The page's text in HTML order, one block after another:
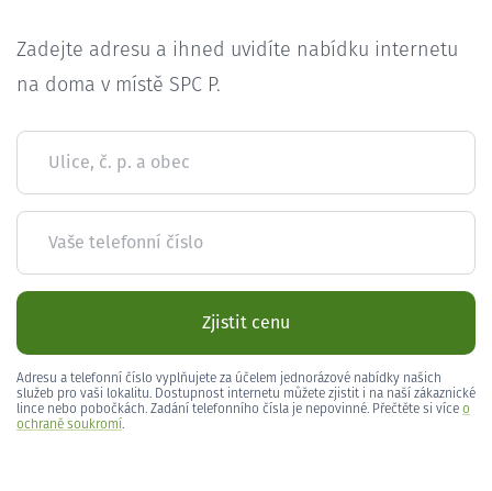
Zadejte adresu a ihned uvidíte nabídku internetu
na doma v místě SPC P.
Ulice, č. p. a obec
Vaše telefonní číslo
Zjistit cenu
Adresu a telefonní číslo vyplňujete za účelem jednorázové nabídky našich
služeb pro vaši lokalitu. Dostupnost internetu můžete zjistit i na naší zákaznické
lince nebo pobočkách. Zadání telefonního čísla je nepovinné. Přečtěte si více o
ochraně soukromí.